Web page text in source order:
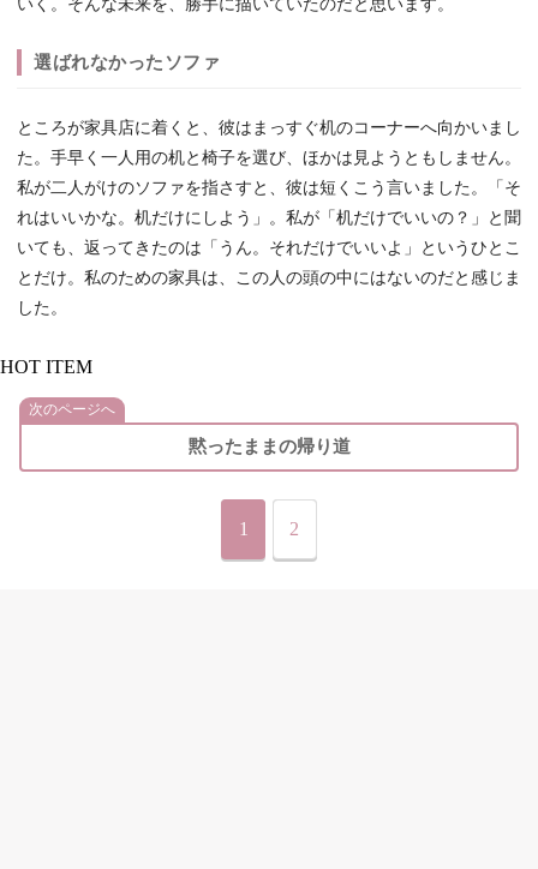
いく。そんな未来を、勝手に描いていたのだと思います。
選ばれなかったソファ
ところが家具店に着くと、彼はまっすぐ机のコーナーへ向かいまし
た。手早く一人用の机と椅子を選び、ほかは見ようともしません。
私が二人がけのソファを指さすと、彼は短くこう言いました。「そ
れはいいかな。机だけにしよう」。私が「机だけでいいの？」と聞
いても、返ってきたのは「うん。それだけでいいよ」というひとこ
とだけ。私のための家具は、この人の頭の中にはないのだと感じま
した。
HOT ITEM
次のページへ
黙ったままの帰り道
1 2